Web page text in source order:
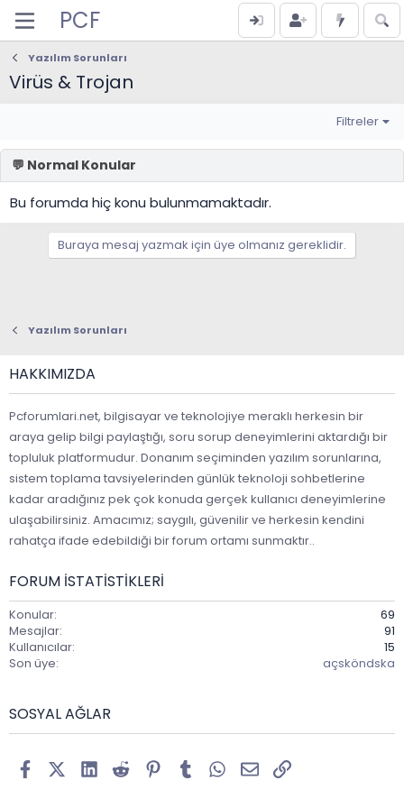
PCF
Yazılım Sorunları
Virüs & Trojan
Filtreler
Bu forumda hiç konu bulunmamaktadır.
Buraya mesaj yazmak için üye olmanız gereklidir.
Yazılım Sorunları
HAKKIMIZDA
Pcforumlari.net, bilgisayar ve teknolojiye meraklı herkesin bir
araya gelip bilgi paylaştığı, soru sorup deneyimlerini aktardığı bir
topluluk platformudur. Donanım seçiminden yazılım sorunlarına,
sistem toplama tavsiyelerinden günlük teknoloji sohbetlerine
kadar aradığınız pek çok konuda gerçek kullanıcı deneyimlerine
ulaşabilirsiniz. Amacımız; saygılı, güvenilir ve herkesin kendini
rahatça ifade edebildiği bir forum ortamı sunmaktır..
FORUM ISTATISTIKLERI
Konular
69
Mesajlar
91
Kullanıcılar
15
Son üye
açsköndska
SOSYAL AĞLAR
FacebookX (Twitter)
LinkedIn
Reddit Pinterest
Tumblr WhatsApp
E-posta
Link